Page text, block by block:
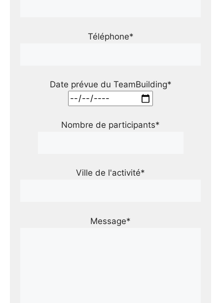
Téléphone*
Date prévue du TeamBuilding*
Nombre de participants*
Ville de l'activité*
Message*